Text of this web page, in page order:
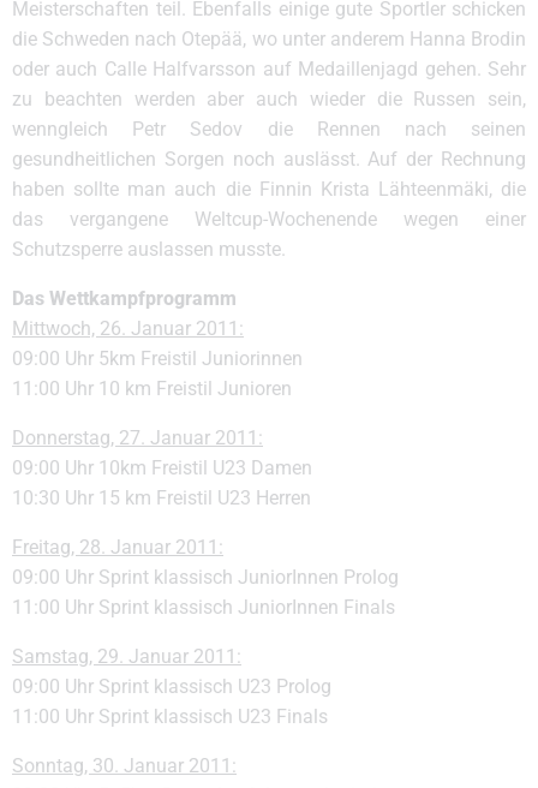
Meisterschaften teil. Ebenfalls einige gute Sportler schicken
die Schweden nach Otepää, wo unter anderem Hanna Brodin
oder auch Calle Halfvarsson auf Medaillenjagd gehen. Sehr
zu beachten werden aber auch wieder die Russen sein,
wenngleich Petr Sedov die Rennen nach seinen
gesundheitlichen Sorgen noch auslässt. Auf der Rechnung
haben sollte man auch die Finnin Krista Lähteenmäki, die
das vergangene Weltcup-Wochenende wegen einer
Schutzsperre auslassen musste.
Das Wettkampfprogramm
Mittwoch, 26. Januar 2011:
09:00 Uhr 5km Freistil Juniorinnen
11:00 Uhr 10 km Freistil Junioren
Donnerstag, 27. Januar 2011:
09:00 Uhr 10km Freistil U23 Damen
10:30 Uhr 15 km Freistil U23 Herren
Freitag, 28. Januar 2011:
09:00 Uhr Sprint klassisch JuniorInnen Prolog
11:00 Uhr Sprint klassisch JuniorInnen Finals
Samstag, 29. Januar 2011:
09:00 Uhr Sprint klassisch U23 Prolog
11:00 Uhr Sprint klassisch U23 Finals
Sonntag, 30. Januar 2011: